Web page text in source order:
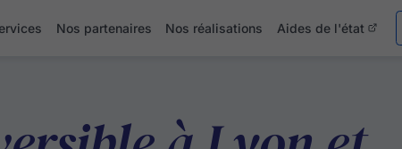
Nos partenaires Nos réalisations Aides de l'état